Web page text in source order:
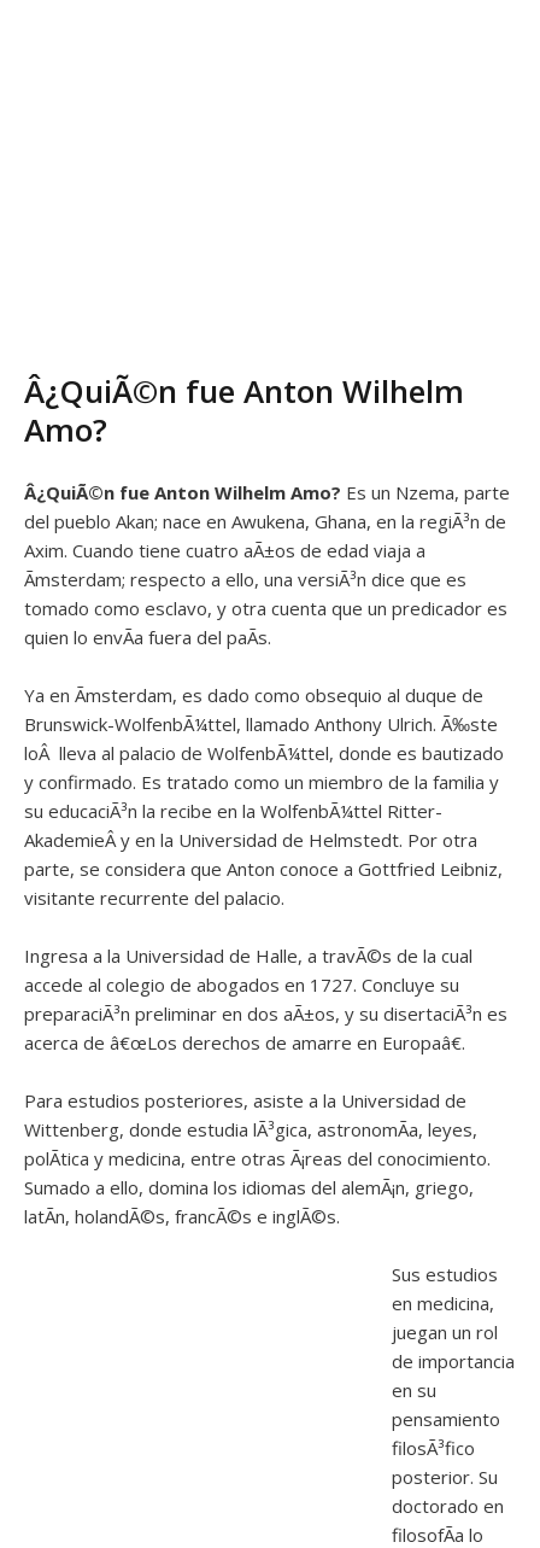
Â¿QuiÃ©n fue Anton Wilhelm
Amo?
Â¿QuiÃ©n fue Anton Wilhelm Amo? Es un Nzema, parte
del pueblo Akan; nace en Awukena, Ghana, en la regiÃ³n de
Axim. Cuando tiene cuatro aÃ±os de edad viaja a
Ãmsterdam; respecto a ello, una versiÃ³n dice que es
tomado como esclavo, y otra cuenta que un predicador es
quien lo envÃ­a fuera del paÃ­s.
Ya en Ãmsterdam, es dado como obsequio al duque de
Brunswick-WolfenbÃ¼ttel, llamado Anthony Ulrich. Ã‰ste
loÂ lleva al palacio de WolfenbÃ¼ttel, donde es bautizado
y confirmado. Es tratado como un miembro de la familia y
su educaciÃ³n la recibe en la WolfenbÃ¼ttel Ritter-
AkademieÂ y en la Universidad de Helmstedt. Por otra
parte, se considera que Anton conoce a Gottfried Leibniz,
visitante recurrente del palacio.
Ingresa a la Universidad de Halle, a travÃ©s de la cual
accede al colegio de abogados en 1727. Concluye su
preparaciÃ³n preliminar en dos aÃ±os, y su disertaciÃ³n es
acerca de â€œLos derechos de amarre en Europaâ€.
Para estudios posteriores, asiste a la Universidad de
Wittenberg, donde estudia lÃ³gica, astronomÃ­a, leyes,
polÃ­tica y medicina, entre otras Ã¡reas del conocimiento.
Sumado a ello, domina los idiomas del alemÃ¡n, griego,
latÃ­n, holandÃ©s, francÃ©s e inglÃ©s.
Sus estudios
en medicina,
juegan un rol
de importancia
en su
pensamiento
filosÃ³fico
posterior. Su
doctorado en
filosofÃ­a lo